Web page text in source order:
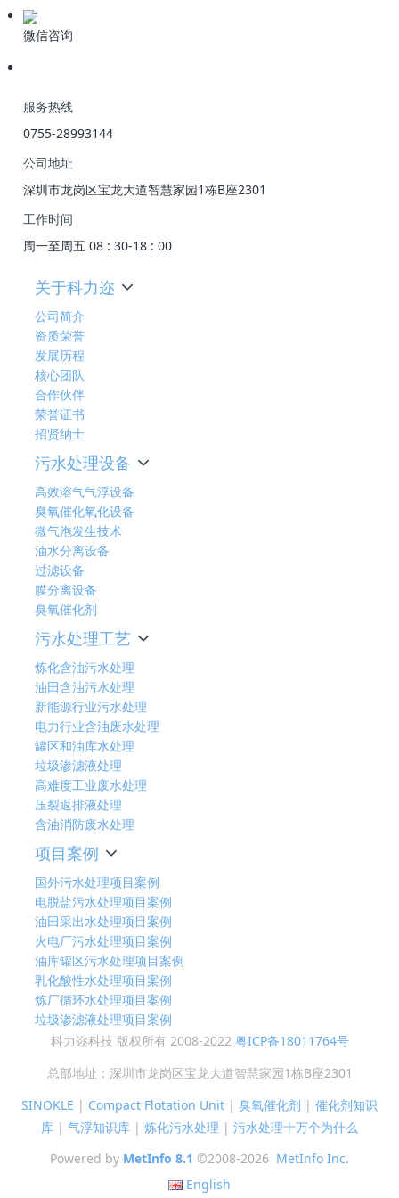
微信咨询
服务热线
0755-28993144
公司地址
深圳市龙岗区宝龙大道智慧家园1栋B座2301
工作时间
周一至周五 08 : 30-18 : 00
关于科力迩
公司简介
资质荣誉
发展历程
核心团队
合作伙伴
荣誉证书
招贤纳士
污水处理设备
高效溶气气浮设备
臭氧催化氧化设备
微气泡发生技术
油水分离设备
过滤设备
膜分离设备
臭氧催化剂
污水处理工艺
炼化含油污水处理
油田含油污水处理
新能源行业污水处理
电力行业含油废水处理
罐区和油库水处理
垃圾渗滤液处理
高难度工业废水处理
压裂返排液处理
含油消防废水处理
项目案例
国外污水处理项目案例
电脱盐污水处理项目案例
油田采出水处理项目案例
火电厂污水处理项目案例
油库罐区污水处理项目案例
乳化酸性水处理项目案例
炼厂循环水处理项目案例
垃圾渗滤液处理项目案例
科力迩科技 版权所有 2008-2022 粤ICP备18011764号
总部地址：深圳市龙岗区宝龙大道智慧家园1栋B座2301
SINOKLE | Compact Flotation Unit | 臭氧催化剂 | 催化剂知识
库 | 气浮知识库 | 炼化污水处理 | 污水处理十万个为什么
Powered by MetInfo 8.1 ©2008-2026 MetInfo Inc.
English